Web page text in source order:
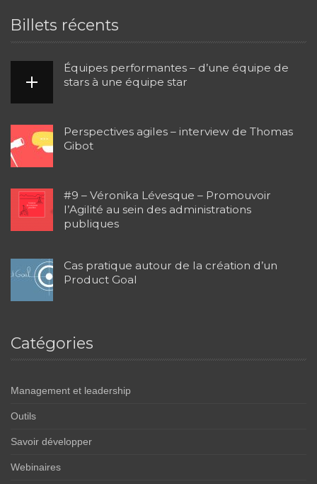
Billets récents
Équipes performantes – d’une équipe de
stars à une équipe star
Perspectives agiles – interview de Thomas
Gibot
#9 – Véronika Lévesque – Promouvoir
l’Agilité au sein des administrations
publiques
Cas pratique autour de la création d’un
Product Goal
Catégories
Management et leadership
Outils
Savoir développer
Webinaires